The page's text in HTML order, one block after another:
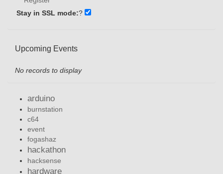
Stay in SSL mode:?
Upcoming Events
No records to display
arduino
burnstation
c64
event
fogashaz
hackathon
hacksense
hardware